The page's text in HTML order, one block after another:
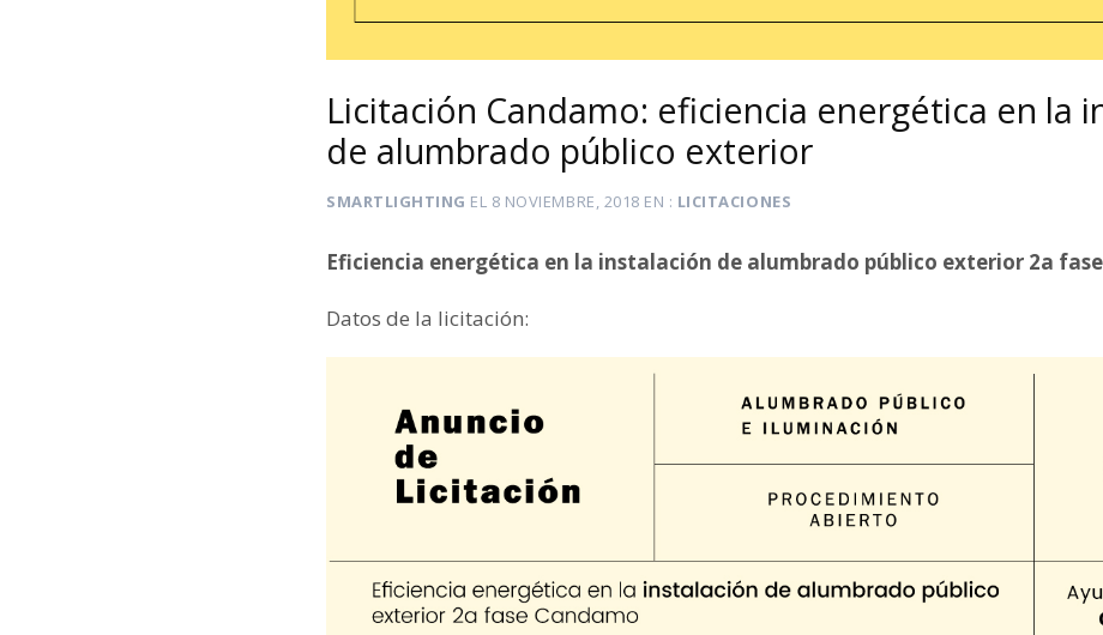
Licitación Candamo: eficiencia energética en la
de alumbrado público exterior
SMARTLIGHTING EL 8 NOVIEMBRE, 2018 EN LICITACIONES
Eficiencia energética en la instalación de alumbrado público exterior 2a
Datos de la licitación: